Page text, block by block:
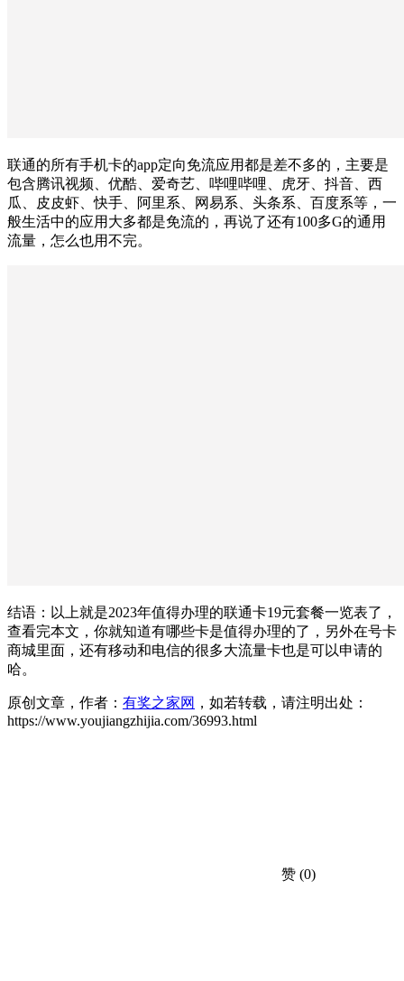
联通的所有手机卡的app定向免流应用都是差不多的，主要是
包含腾讯视频、优酷、爱奇艺、哔哩哔哩、虎牙、抖音、西
瓜、皮皮虾、快手、阿里系、网易系、头条系、百度系等，一
般生活中的应用大多都是免流的，再说了还有100多G的通用
流量，怎么也用不完。
结语：以上就是2023年值得办理的联通卡19元套餐一览表了，
查看完本文，你就知道有哪些卡是值得办理的了，另外在号卡
商城里面，还有移动和电信的很多大流量卡也是可以申请的
哈。
原创文章，作者： 有奖之家网 ，如若转载，请注明出处：
https://www.youjiangzhijia.com/36993.html
赞 (0)